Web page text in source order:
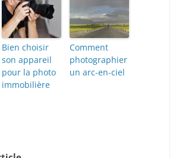
Bien choisir
son appareil
pour la photo
immobilière
Comment
photographier
un arc-en-ciel